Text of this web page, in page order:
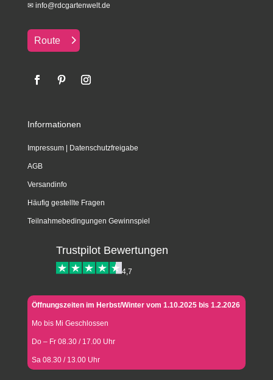
✉ info@rdcgartenwelt.de
Route
Informationen
Impressum| Datenschutzfreigabe
AGB
Versandinfo
Häufig gestellte Fragen
Teilnahmebedingungen Gewinnspiel
Trustpilot Bewertungen
4,7
Öffnungszeiten im Herbst/Winter vom 1.10.2025 bis 1.2.2026
Mo bis Mi Geschlossen
Do – Fr 08.30 / 17.00 Uhr
Sa 08.30 / 13.00 Uhr